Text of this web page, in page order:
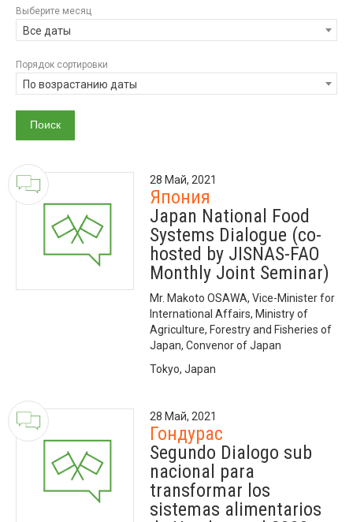
Выберите месяц
Все даты
Порядок сортировки
По возрастанию даты
28 Май, 2021
Япония
Japan National Food
Systems Dialogue (co-
hosted by JISNAS-FAO
Monthly Joint Seminar)
Mr. Makoto OSAWA, Vice-Minister for
International Affairs, Ministry of
Agriculture, Forestry and Fisheries of
Japan, Convenor of Japan
Tokyo, Japan
28 Май, 2021
Гондурас
Segundo Dialogo sub
nacional para
transformar los
sistemas alimentarios